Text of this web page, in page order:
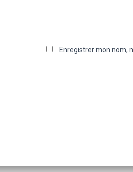
Enregistrer mon nom,